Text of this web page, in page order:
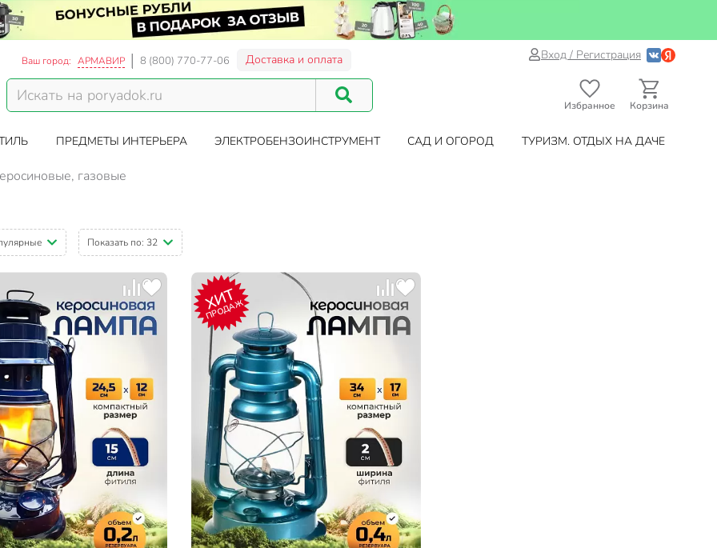
Ваш город: АРМАВИР 8 (800) 770-77-06 Доставка и оплата Вход / Регистрация
Избранное Корзина
ПРЕДМЕТЫ ИНТЕРЬЕРА ЭЛЕКТРОБЕНЗОИНСТРУМЕНТ САД И ОГОРОД ТУРИЗМ. ОТДЫХ НА ДАЧЕ
газовые
Показать по: 32
ХИТ
ПРОДАЖ